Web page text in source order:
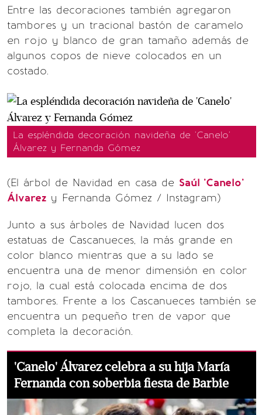
Entre las decoraciones también agregaron
tambores y un tracional bastón de caramelo
en rojo y blanco de gran tamaño además de
algunos copos de nieve colocados en un
costado.
La espléndida decoración navideña de 'Canelo'
Álvarez y Fernanda Gómez
(El árbol de Navidad en casa de Saúl 'Canelo'
Álvarez y Fernanda Gómez / Instagram)
Junto a sus árboles de Navidad lucen dos
estatuas de Cascanueces, la más grande en
color blanco mientras que a su lado se
encuentra una de menor dimensión en color
rojo, la cual está colocada encima de dos
tambores. Frente a los Cascanueces también se
encuentra un pequeño tren de vapor que
completa la decoración.
'Canelo' Álvarez celebra a su hija María
Fernanda con soberbia fiesta de Barbie